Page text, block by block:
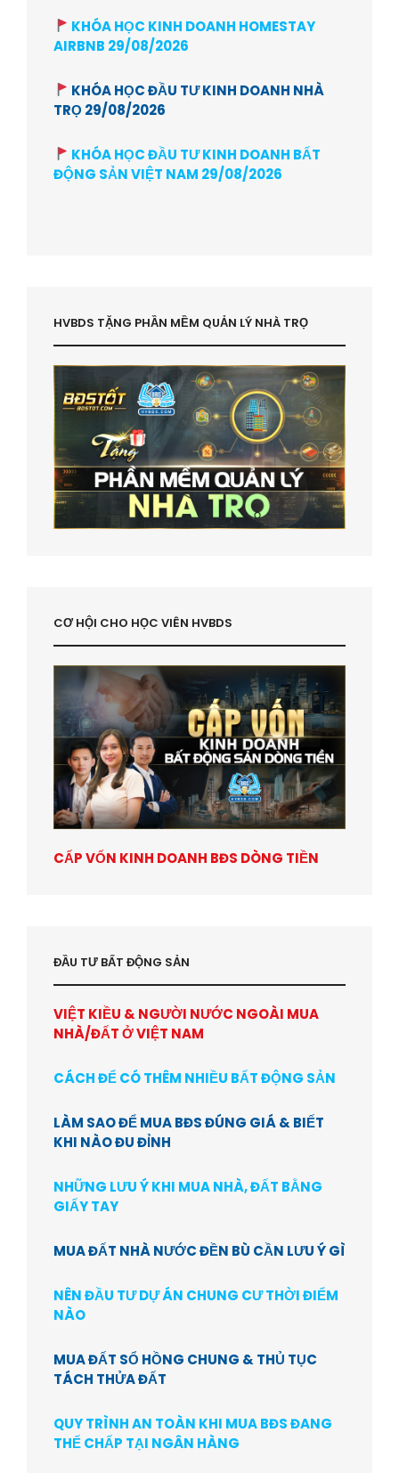
KHÓA HỌC KINH DOANH HOMESTAY
AIRBNB 29/08/2026
KHÓA HỌC ĐẦU TƯ KINH DOANH NHÀ
TRỌ 29/08/2026
KHÓA HỌC ĐẦU TƯ KINH DOANH BẤT
ĐỘNG SẢN VIỆT NAM 29/08/2026
HVBDS TẶNG PHẦN MỀM QUẢN LÝ NHÀ TRỌ
CƠ HỘI CHO HỌC VIÊN HVBDS
CẤP VỐN KINH DOANH BĐS DÒNG TIỀN
ĐẦU TƯ BẤT ĐỘNG SẢN
VIỆT KIỀU & NGƯỜI NƯỚC NGOÀI MUA
NHÀ/ĐẤT Ở VIỆT NAM
CÁCH ĐỂ CÓ THÊM NHIỀU BẤT ĐỘNG SẢN
LÀM SAO ĐỂ MUA BĐS ĐÚNG GIÁ & BIẾT
KHI NÀO ĐU ĐỈNH
NHỮNG LƯU Ý KHI MUA NHÀ, ĐẤT BẰNG
GIẤY TAY
MUA ĐẤT NHÀ NƯỚC ĐỀN BÙ CẦN LƯU Ý GÌ
NÊN ĐẦU TƯ DỰ ÁN CHUNG CƯ THỜI ĐIỂM
NÀO
MUA ĐẤT SỔ HỒNG CHUNG & THỦ TỤC
TÁCH THỬA ĐẤT
QUY TRÌNH AN TOÀN KHI MUA BĐS ĐANG
THẾ CHẤP TẠI NGÂN HÀNG